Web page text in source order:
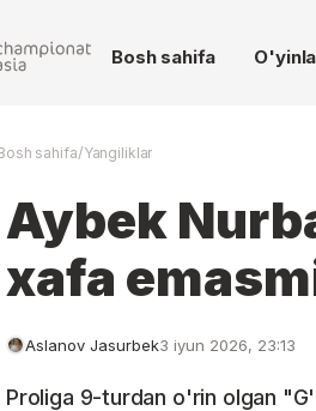
Bosh sahifa
sahifa/Yangiliklar
Aybek
xafa
Aslanov Jasurbek3 iyun 2026, 23:13
Proliga 9-turdan o'rin olgan